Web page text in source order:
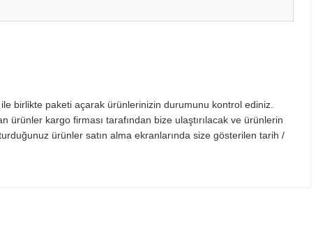
birlikte paketi açarak ürünlerinizin durumunu kontrol ediniz.
kargo firması tarafından bize ulaştırılacak ve ürünlerin
ürünler satın alma ekranlarında size gösterilen tarih /